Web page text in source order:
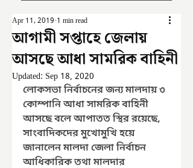
আগামী সপ্তাহে জেলায়
আসছে আধা সামরিক বাহিনী
Apr 11, 2019 1 min read
Updated: Sep 18, 2020
লোকসভা নির্বাচনের জন্য মালদায় ৩
কোম্পানি আধা সামরিক বাহিনী
আসছে বলে আপাতত স্থির রয়েছে,
সাংবাদিকদের মুখোমুখি হয়ে
জানালেন মালদা জেলা নির্বাচন
আধিকারিক তথা মালদার